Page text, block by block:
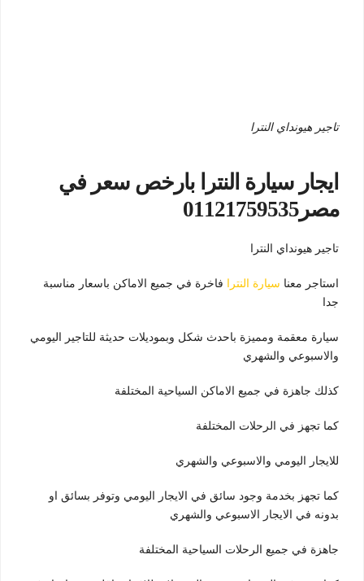
تاجير هيونداي النترا
ايجار سيارة النترا بارخص سعر في
مصر01121759535
تاجير هيونداي النترا
استاجر معنا سيارة النترا
فاخرة في جميع الاماكن باسعار مناسبة
جدا
سيارة معقمة ومميزة باحدث شكل وبموديلات حديثة للتاجير اليومي
والاسبوعي والشهري
كذلك جاهزة في جميع الاماكن السياحية المختلفة
كما تجهز في الرحلات المختلفة
للايجار اليومي والاسبوعي والشهري
كما تجهز بخدمة وجود سائق في الايجار اليومي وتوفر بسائق او
بدونه في الايجار الاسبوعي والشهري
جاهزة في جميع الرحلات السياحية المختلفة